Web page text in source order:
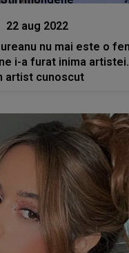
22 aug 2022
nu mai este o
i-a furat inima
artist cunoscut